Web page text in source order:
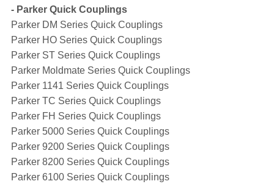
- Parker Quick Couplings
Parker DM Series Quick Couplings
Parker HO Series Quick Couplings
Parker ST Series Quick Couplings
Parker Moldmate Series Quick Couplings
Parker 1141 Series Quick Couplings
Parker TC Series Quick Couplings
Parker FH Series Quick Couplings
Parker 5000 Series Quick Couplings
Parker 9200 Series Quick Couplings
Parker 8200 Series Quick Couplings
Parker 6100 Series Quick Couplings